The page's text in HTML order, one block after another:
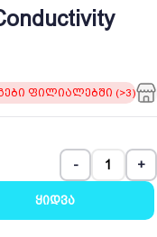
ფილიალებში (>3)
- +
ყიდვა